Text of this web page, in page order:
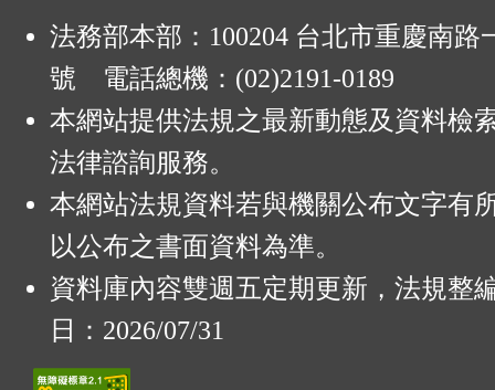
法務部本部：100204 台北市重慶南路
號 電話總機：(02)2191-0189
本網站提供法規之最新動態及資料檢
法律諮詢服務。
本網站法規資料若與機關公布文字有
以公布之書面資料為準。
資料庫內容雙週五定期更新，法規整
日：2026/07/31